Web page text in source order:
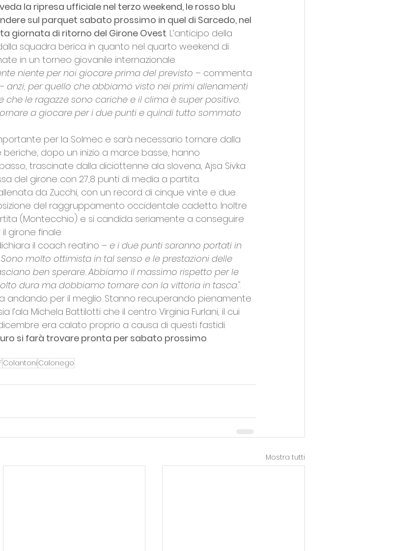
la ripresa ufficiale nel terzo weekend, le rosso blu
sul parquet sabato prossimo in quel di Sarcedo, nel
giornata di ritorno del Girone Ovest. L’anticipo della
squadra berica in quanto nel quarto weekend di
in un torneo giovanile internazionale.
niente per noi giocare prima del previsto – commenta
anzi, per quello che abbiamo visto nei primi allenamenti
che le ragazze sono cariche e il clima è super positivo.
a giocare per i due punti e quindi tutto sommato
per la Solmec e sarà necessario tornare dalla
dopo un inizio a marce basse, hanno
trascinate dalla diciottenne ala slovena, Ajsa Sivka
del girone con 27,8 punti di media a partita.
da Zucchi, con un record di cinque vinte e due
del raggruppamento occidentale cadetto. Inoltre
(Montecchio) e si candida seriamente a conseguire
girone finale.
il coach reatino – e i due punti saranno portati in
molto ottimista in tal senso e le prestazioni delle
ben sperare. Abbiamo il massimo rispetto per le
dura ma dobbiamo tornare con la vittoria in tasca.".
andando per il meglio. Stanno recuperando pienamente
l’ala Michela Battilotti che il centro Virginia Furlani, il cui
era calato proprio a causa di questi fastidi.
si farà trovare pronta per sabato prossimo.
Colantoni Calonego
Mostra tutti